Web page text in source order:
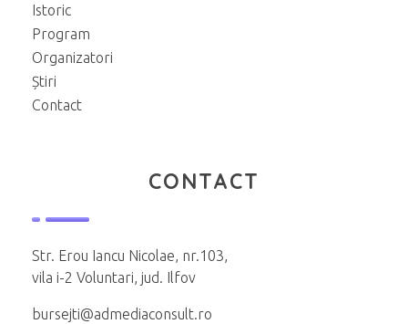
Istoric
Program
Organizatori
Știri
Contact
CONTACT
Str. Erou Iancu Nicolae, nr.103,
vila i-2 Voluntari, jud. Ilfov
bursejti@admediaconsult.ro